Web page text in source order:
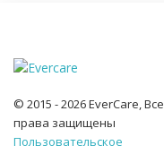
© 2015 - 2026 EverCare, Все
права защищены
Пользовательское